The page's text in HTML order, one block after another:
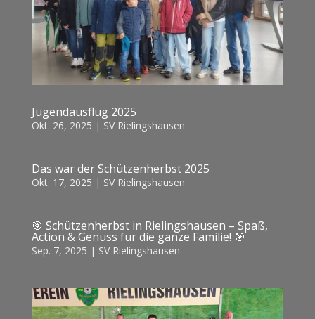
Jugendausflug 2025
Okt. 26, 2025 | SV Rielingshausen
Das war der Schützenherbst 2025
Okt. 17, 2025 | SV Rielingshausen
🎯 Schützenherbst in Rielingshausen – Spaß,
Action & Genuss für die ganze Familie! 🎯
Sep. 7, 2025 | SV Rielingshausen